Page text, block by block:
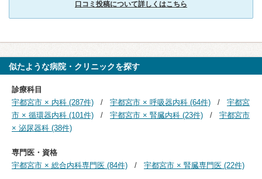
口コミ投稿について詳しくはこちら
似たような病院・クリニックを探す
診療科目
宇都宮市 × 内科 (287件)
宇都宮市 × 呼吸器内科 (64件)
宇都宮
市 × 循環器内科 (101件)
宇都宮市 × 腎臓内科 (23件)
宇都宮市
× 泌尿器科 (38件)
専門医・資格
宇都宮市 × 総合内科専門医 (84件)
宇都宮市 × 腎臓専門医 (22件)